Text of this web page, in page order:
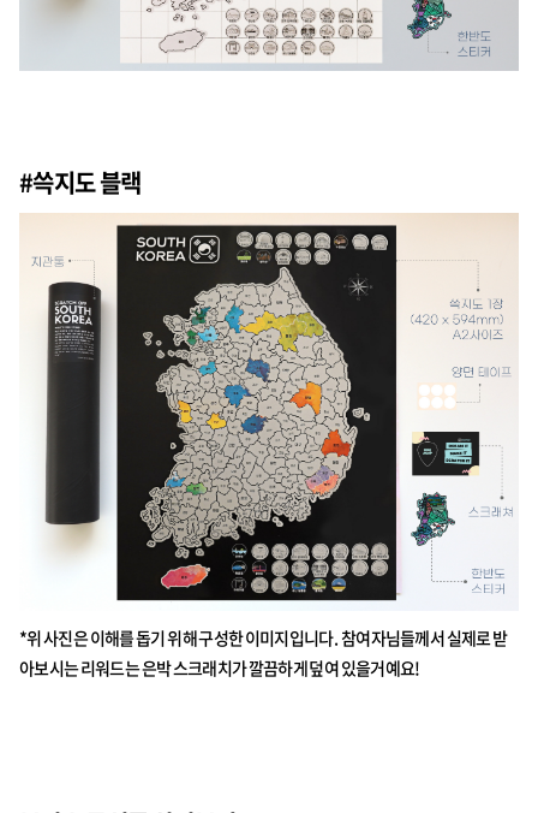
#쓱지도 블랙
*위 사진은 이해를 돕기 위해 구성한 이미지입니다. 참여자님들께서 실제로 받
아보시는 리워드는 은박 스크래치가 깔끔하게 덮여 있을거예요!